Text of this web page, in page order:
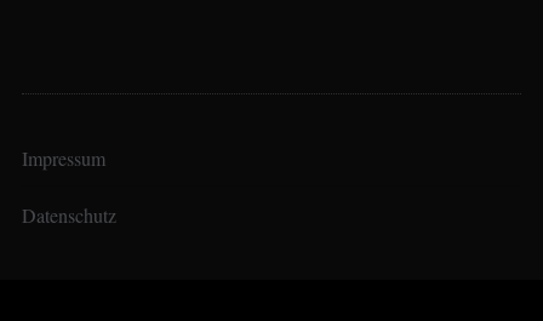
Impressum
Datenschutz